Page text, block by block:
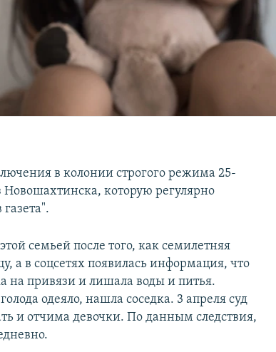
в колонии строгого режима 25-
которую регулярно
газета".
семьей после того, как семилетняя
а в соцсетях появилась информация, что
на привязи и лишала воды и питья.
одеяло, нашла соседка. 3 апреля суд
и отчима девочки. По данным следствия,